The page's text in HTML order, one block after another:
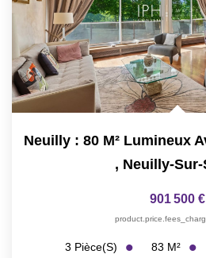
, Neuilly-Sur-
901 500 €
3 Pièce(s) 83 M²